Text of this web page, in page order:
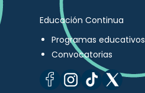
Educación Continua
Programas educativos
Convocatorias